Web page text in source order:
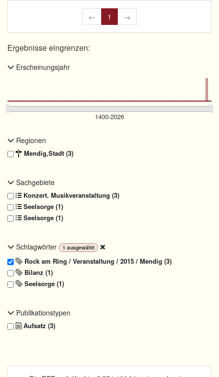
← 1 →
Ergebnisse eingrenzen:
Erscheinungsjahr
Regionen
Mendig,Stadt (3)
Sachgebiete
Konzert. Musikveranstaltung (3)
Seelsorge (1)
Seelsorge (1)
Schlagwörter 1 ausgewählt
Rock am Ring / Veranstaltung / 2015 / Mendig (3)
Bilanz (1)
Seelsorge (1)
Publikationstypen
Aufsatz (3)